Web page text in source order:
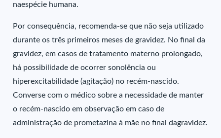
naespécie humana.
Por consequência, recomenda-se que não seja utilizado
durante os três primeiros meses de gravidez. No final da
gravidez, em casos de tratamento materno prolongado,
há possibilidade de ocorrer sonolência ou
hiperexcitabilidade (agitação) no recém-nascido.
Converse com o médico sobre a necessidade de manter
o recém-nascido em observação em caso de
administração de prometazina à mãe no final dagravidez.